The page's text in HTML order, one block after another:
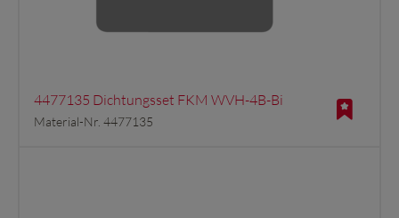
4477135 Dichtungsset FKM WVH-4B-Bi
Material-Nr. 4477135